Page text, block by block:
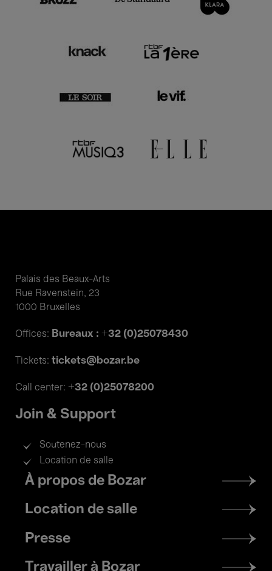
Palais des Beaux-Arts
Rue Ravenstein, 23
1000 Bruxelles
Offices: Bureaux : +32 (0)25078430
Tickets: tickets@bozar.be
Call center: +32 (0)25078200
Join & Support
Soutenez-nous
Location de salle
Footer
menu
À propos de Bozar
Location de salle
Presse
Travailler à Bozar